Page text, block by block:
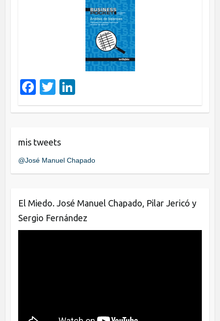
F
a
c
b
o
k
T
wi
tt
n
k
n
mis tweets
@José Manuel Chapado
El Miedo. José Manuel Chapado, Pilar Jericó y
Sergio Fernández